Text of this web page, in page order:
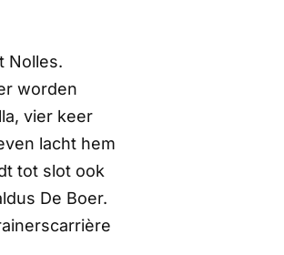
Nolles.
worden
vier keer
lacht hem
tot slot ook
De Boer.